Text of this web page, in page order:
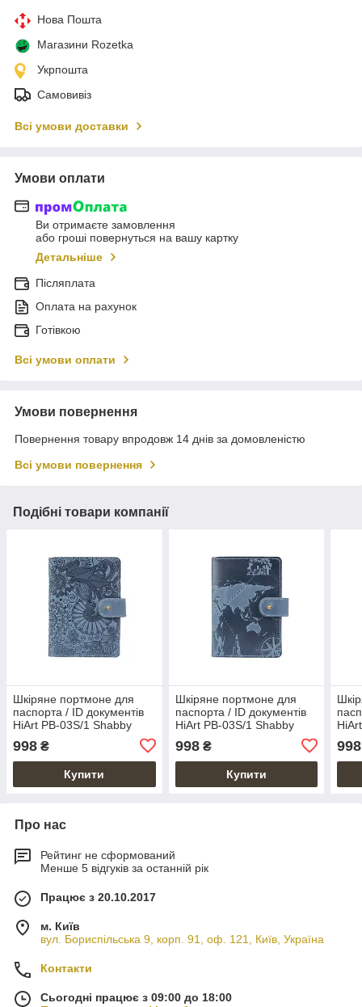
Нова Пошта
Магазини Rozetka
Укрпошта
Самовивіз
Всі умови доставки
Умови оплати
Ви отримаєте замовлення
або гроші повернуться на вашу картку
Детальніше
Післяплата
Оплата на рахунок
Готівкою
Всі умови оплати
Умови повернення
Повернення товару впродовж 14 днів за домовленістю
Всі умови повернення
Подібні товари компанії
Шкіряне портмоне для
паспорта / ID документів
HiArt PB-03S/1 Shabby
998 ₴
Купити
Шкіряне портмоне для
паспорта / ID документів
HiArt PB-03S/1 Shabby
Lagoon "7 wonders of the
world"
998₴
Купити
998
Про нас
Рейтинг не сформований
Менше 5 відгуків за останній рік
Працює з 20.10.2017
м. Київ
вул. Бориспільська 9, корп. 91, оф. 121, Київ, Україна
Контакти
Сьогодні працює з 09:00 до 18:00